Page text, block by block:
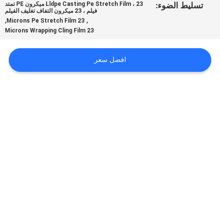
اطلب
اقتباس
تسليط الضوء:
Lldpe Casting Pe Stretch Film ، 23 ميكرون PE تمتد
فيلم ، 23 ميكرون التفاف تغليف الفيلم
,
23 Microns Pe Stretch Film
,
23 Microns Wrapping Cling Film
افضل سعر